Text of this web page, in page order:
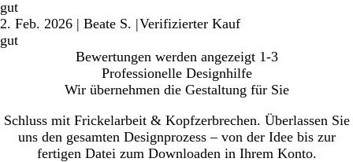
gut
2. Feb. 2026 | Beate S. |Verifizierter Kauf
gut
Bewertungen werden angezeigt 1-3
Professionelle Designhilfe
Wir übernehmen die Gestaltung für Sie
Schluss mit Frickelarbeit & Kopfzerbrechen. Überlassen Sie
uns den gesamten Designprozess – von der Idee bis zur
fertigen Datei zum Downloaden in Ihrem Konto.